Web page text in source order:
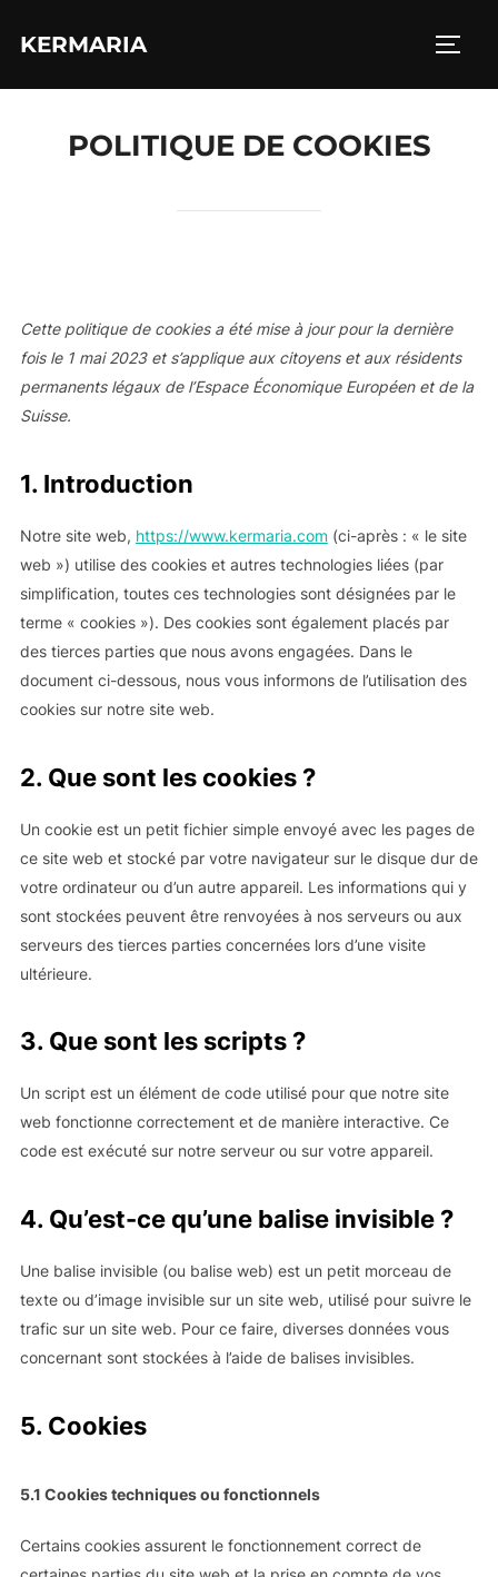
KERMARIA
POLITIQUE DE COOKIES
Cette politique de cookies a été mise à jour pour la dernière
fois le 1 mai 2023 et s’applique aux citoyens et aux résidents
permanents légaux de l’Espace Économique Européen et de la
Suisse.
1. Introduction
Notre site web, https://www.kermaria.com (ci-après : « le site
web ») utilise des cookies et autres technologies liées (par
simplification, toutes ces technologies sont désignées par le
terme « cookies »). Des cookies sont également placés par
des tierces parties que nous avons engagées. Dans le
document ci-dessous, nous vous informons de l’utilisation des
cookies sur notre site web.
2. Que sont les cookies ?
Un cookie est un petit fichier simple envoyé avec les pages de
ce site web et stocké par votre navigateur sur le disque dur de
votre ordinateur ou d’un autre appareil. Les informations qui y
sont stockées peuvent être renvoyées à nos serveurs ou aux
serveurs des tierces parties concernées lors d’une visite
ultérieure.
3. Que sont les scripts ?
Un script est un élément de code utilisé pour que notre site
web fonctionne correctement et de manière interactive. Ce
code est exécuté sur notre serveur ou sur votre appareil.
4. Qu’est-ce qu’une balise invisible ?
Une balise invisible (ou balise web) est un petit morceau de
texte ou d’image invisible sur un site web, utilisé pour suivre le
trafic sur un site web. Pour ce faire, diverses données vous
concernant sont stockées à l’aide de balises invisibles.
5. Cookies
5.1 Cookies techniques ou fonctionnels
Certains cookies assurent le fonctionnement correct de